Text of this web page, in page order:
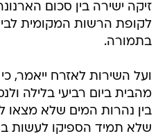
זיקה ישירה בין סכום
לקופת הרשות המקומית
בתמורה.
ועל השירות לאזרח ייאמר,
מהבית ביום רביעי בלילה
בין נהרות המים שלא מצאו
שלא תמיד הספיקו לעשות